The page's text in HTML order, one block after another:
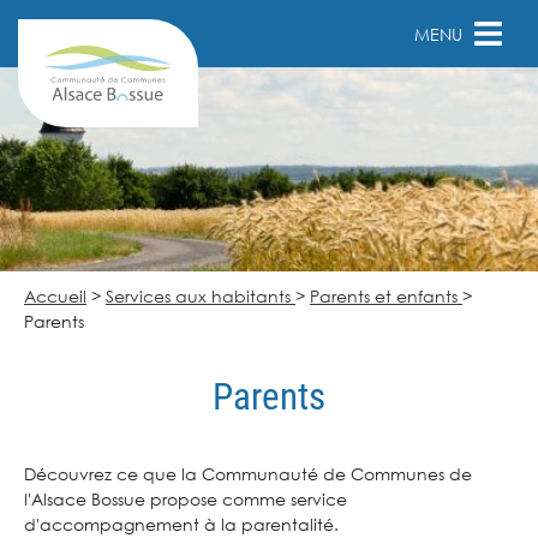
MENU
Accueil > Services aux habitants > Parents et enfants >
Parents
Parents
Découvrez ce que la Communauté de Communes de
l'Alsace Bossue propose comme service
d'accompagnement à la parentalité.